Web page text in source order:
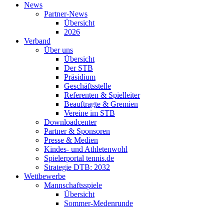
News
Partner-News
Übersicht
2026
Verband
Über uns
Übersicht
Der STB
Präsidium
Geschäftsstelle
Referenten & Spielleiter
Beauftragte & Gremien
Vereine im STB
Downloadcenter
Partner & Sponsoren
Presse & Medien
Kindes- und Athletenwohl
Spielerportal tennis.de
Strategie DTB: 2032
Wettbewerbe
Mannschaftsspiele
Übersicht
Sommer-Medenrunde